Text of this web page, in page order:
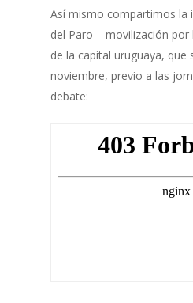
Así mismo compartimos la
del Paro – movilización por
de la capital uruguaya, que
noviembre, previo a las
debate: